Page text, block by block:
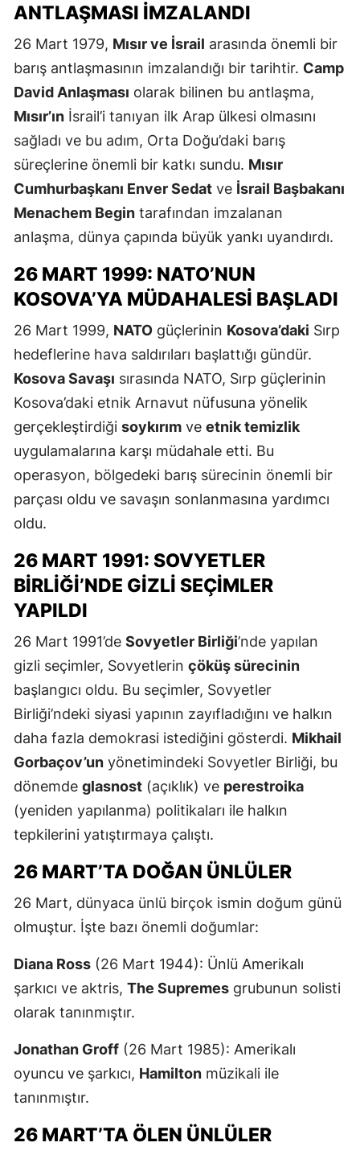
ANTLAŞMASI İMZALANDI
26 Mart 1979, Mısır ve İsrail arasında önemli bir
barış antlaşmasının imzalandığı bir tarihtir. Camp
David Anlaşması olarak bilinen bu antlaşma,
Mısır’ın İsrail’i tanıyan ilk Arap ülkesi olmasını
sağladı ve bu adım, Orta Doğu’daki barış
süreçlerine önemli bir katkı sundu. Mısır
Cumhurbaşkanı Enver Sedat ve İsrail Başbakanı
Menachem Begin tarafından imzalanan
anlaşma, dünya çapında büyük yankı uyandırdı.
26 MART 1999: NATO’NUN
KOSOVA’YA MÜDAHALESI BAŞLADI
26 Mart 1999, NATO güçlerinin Kosova’daki Sırp
hedeflerine hava saldırıları başlattığı gündür.
Kosova Savaşı sırasında NATO, Sırp güçlerinin
Kosova’daki etnik Arnavut nüfusuna yönelik
gerçekleştirdiği soykırım ve etnik temizlik
uygulamalarına karşı müdahale etti. Bu
operasyon, bölgedeki barış sürecinin önemli bir
parçası oldu ve savaşın sonlanmasına yardımcı
oldu.
26 MART 1991: SOVYETLER
BIRLIĞI’NDE GIZLI SEÇIMLER
YAPILDI
26 Mart 1991’de Sovyetler Birliği’nde yapılan
gizli seçimler, Sovyetlerin çöküş sürecinin
başlangıcı oldu. Bu seçimler, Sovyetler
Birliği’ndeki siyasi yapının zayıfladığını ve halkın
daha fazla demokrasi istediğini gösterdi. Mikhail
Gorbaçov’un yönetimindeki Sovyetler Birliği, bu
dönemde glasnost (açıklık) ve perestroika
(yeniden yapılanma) politikaları ile halkın
tepkilerini yatıştırmaya çalıştı.
26 MART’TA DOĞAN ÜNLÜLER
26 Mart, dünyaca ünlü birçok ismin doğum günü
olmuştur. İşte bazı önemli doğumlar:
Diana Ross (26 Mart 1944): Ünlü Amerikalı
şarkıcı ve aktris, The Supremes grubunun solisti
olarak tanınmıştır.
Jonathan Groff (26 Mart 1985): Amerikalı
oyuncu ve şarkıcı, Hamilton müzikali ile
tanınmıştır.
26 MART’TA ÖLEN ÜNLÜLER